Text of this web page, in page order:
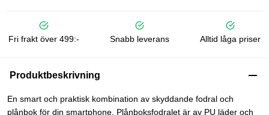
Fri frakt över 499:- Snabb leverans Alltid låga priser
Produktbeskrivning
En smart och praktisk kombination av skyddande fodral och
plånbok för din smartphone. Plånboksfodralet är av PU läder och